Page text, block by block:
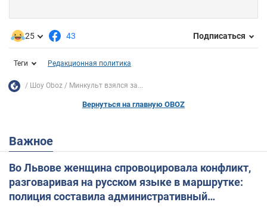
25 43 Подписаться
Теги Редакционная политика
Шоу Oboz Минкульт взялся за...
Вернуться на главную OBOZ
Важное
Во Львове женщина спровоцировала конфликт,
разговаривая на русском языке в маршрутке:
полиция составила административный